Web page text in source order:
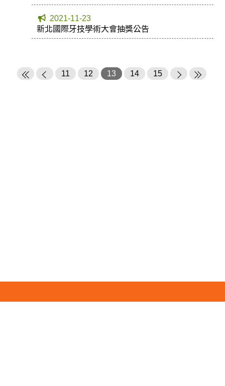
2021-11-23
新北國際牙技學術大會抽獎公告
11 12 13 14 15